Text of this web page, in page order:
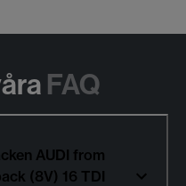
FAQ
AUDI from
(8V) 16 TDI